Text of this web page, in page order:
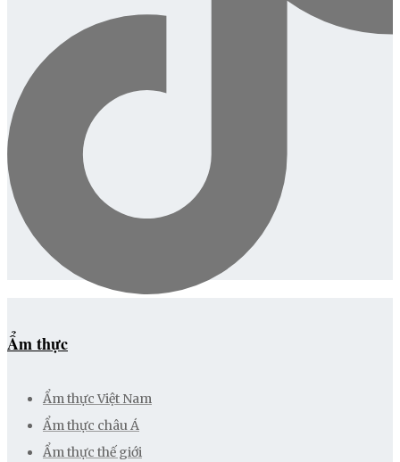
Ẩm thực
Ẩm thực Việt Nam
Ẩm thực châu Á
Ẩm thực thế giới